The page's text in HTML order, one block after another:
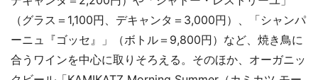
（グラス＝1,100円、デキャンタ＝3,000円）、「シャンパ
ーニュ『ゴッセ』」（ボトル＝9,800円）など、焼き鳥に
合うワインを中心に取りそろえる。そのほか、オーガニッ